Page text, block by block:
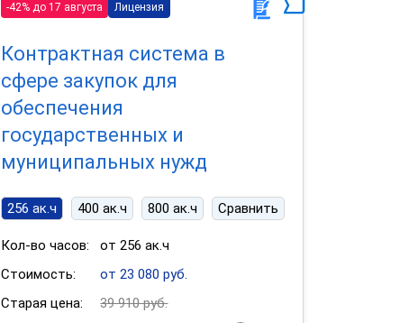
-42% до 17 августа Лицензия
Контрактная система в
сфере закупок для
обеспечения
государственных и
муниципальных нужд
256 ак.ч 400 ак.ч 800 ак.ч Сравнить
Кол-во часов:
от 256 ак.ч
Стоимость:
от 23 080 руб.
Старая цена:
39 910 руб.